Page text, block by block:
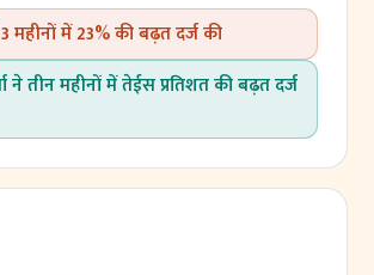
3 महीनों में 23% की बढ़त दर्ज की
ने तीन महीनों में तेईस प्रतिशत की बढ़त दर्ज